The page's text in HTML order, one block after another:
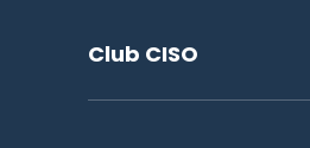
Club CISO